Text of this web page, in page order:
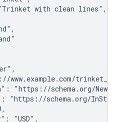
with clean lines",
www.example.com/
"https://schema.org/
"https://schema.org/
"USD",